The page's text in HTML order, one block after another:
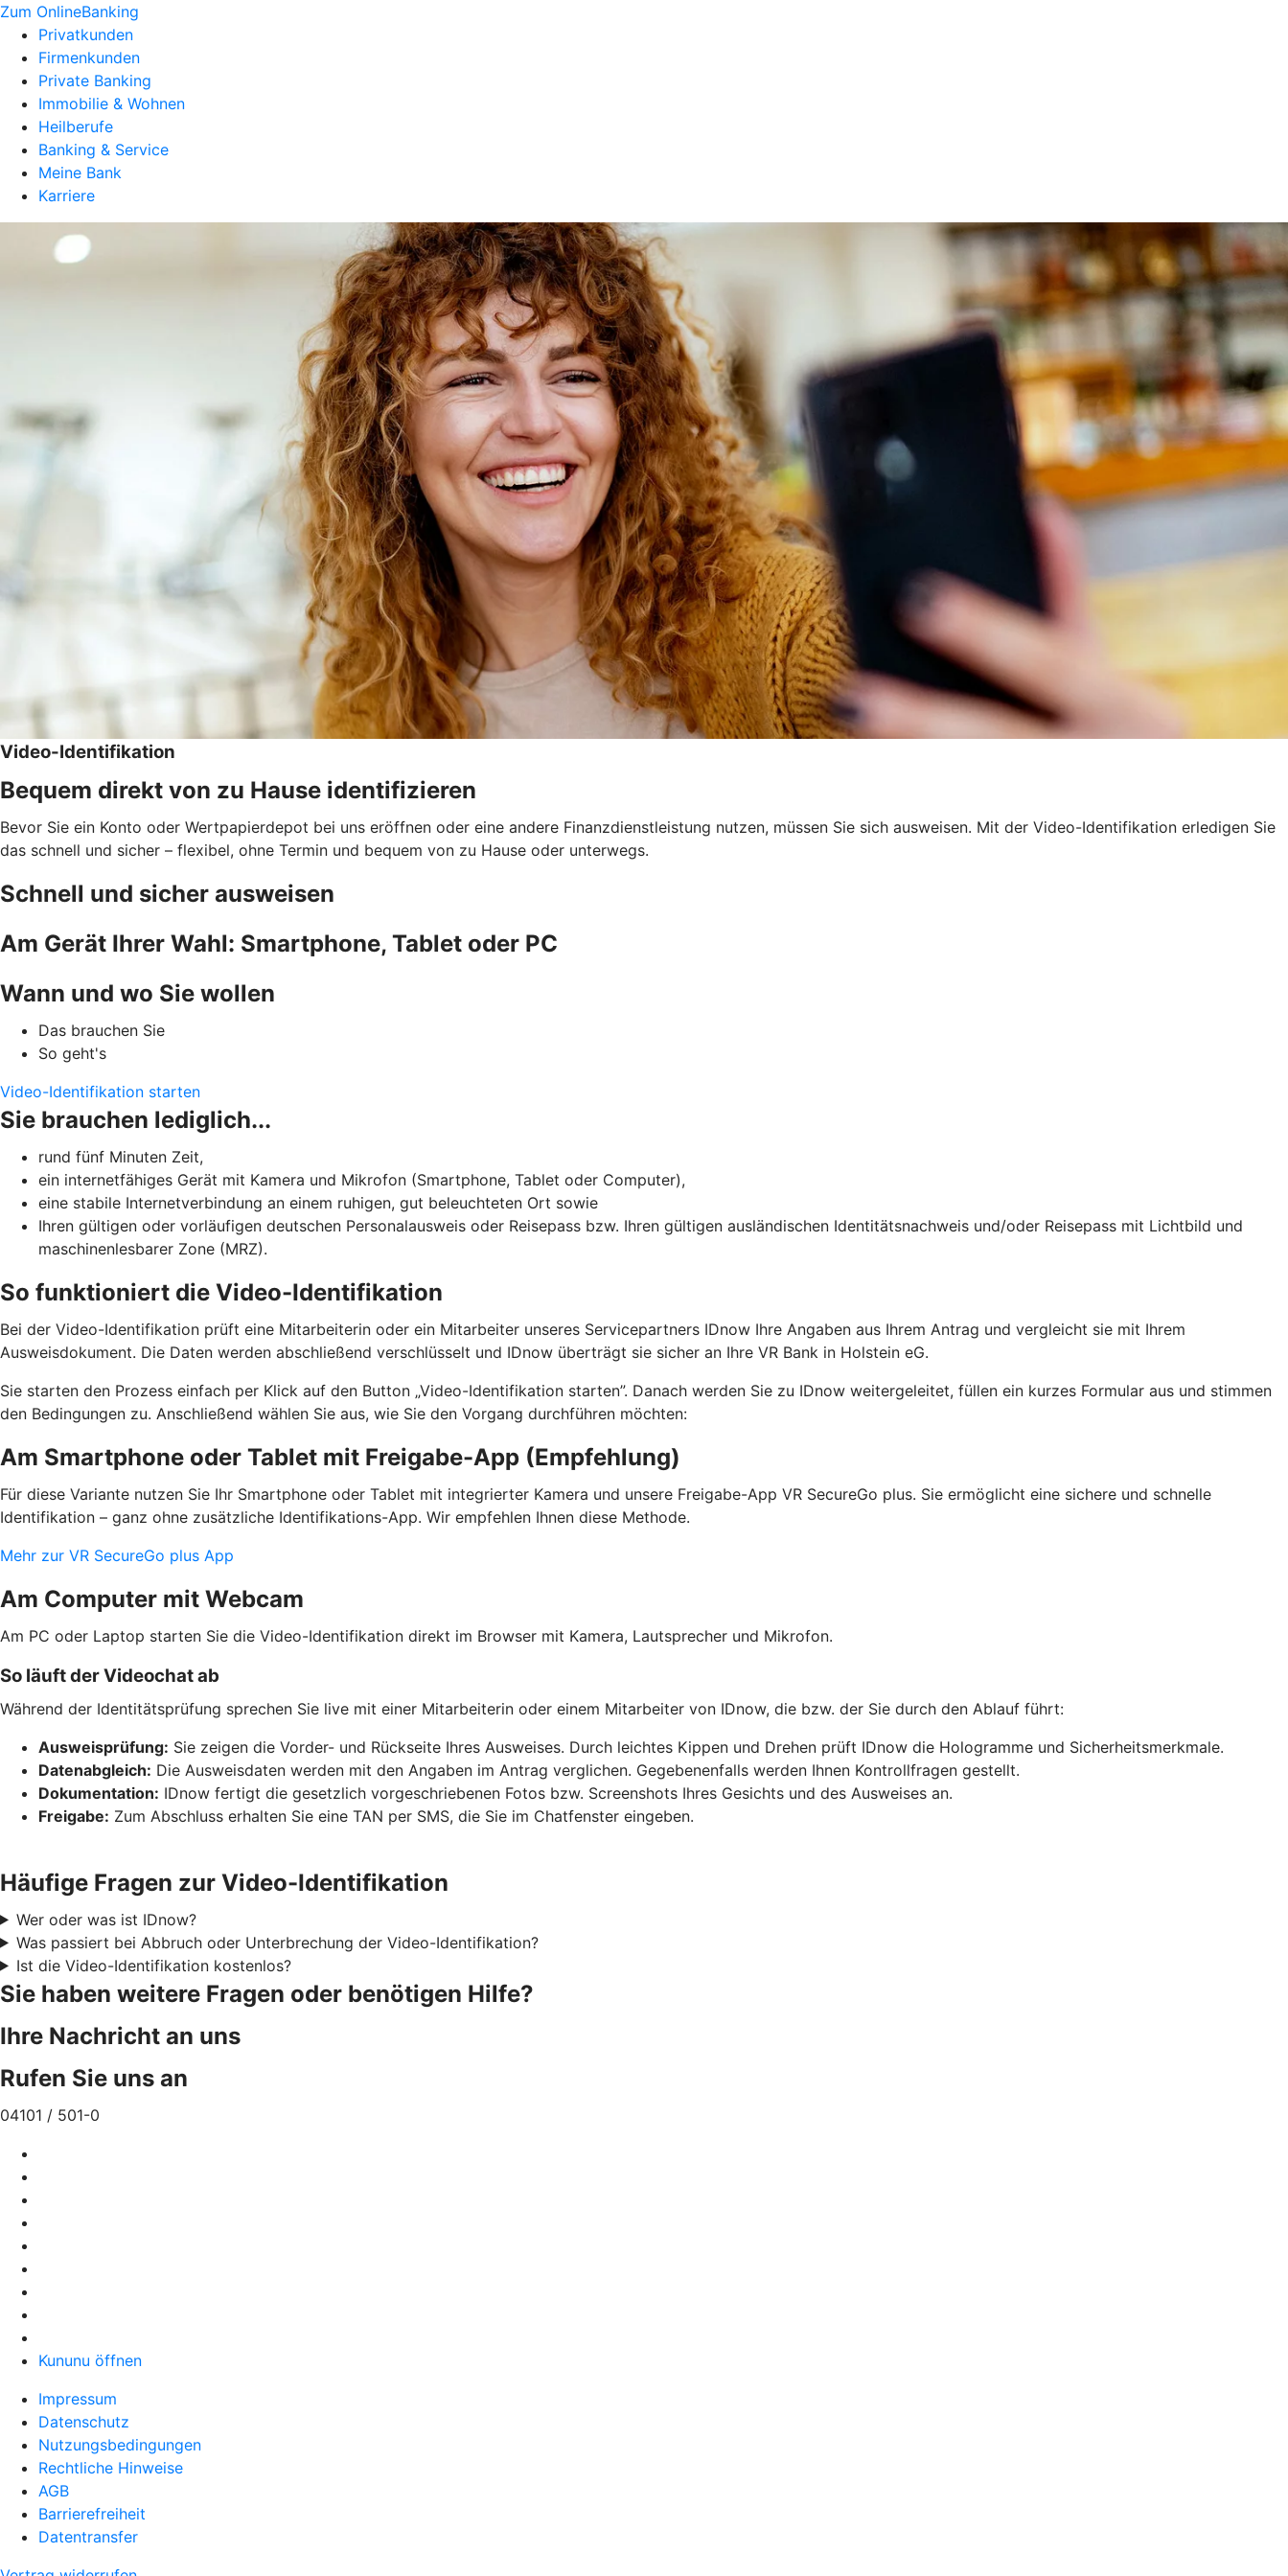
Zum OnlineBanking
Privatkunden
Firmenkunden
Private Banking
Immobilie & Wohnen
Heilberufe
Banking & Service
Meine Bank
Karriere
Video-Identifikation
Bequem direkt von zu Hause identifizieren
Bevor Sie ein Konto oder Wertpapierdepot bei uns eröffnen oder eine andere Finanzdienstleistung nutzen, müssen Sie sich ausweisen. Mit der Video-Identifikation erledigen Sie
das schnell und sicher – flexibel, ohne Termin und bequem von zu Hause oder unterwegs.
Schnell und sicher ausweisen
Am Gerät Ihrer Wahl: Smartphone, Tablet oder PC
Wann und wo Sie wollen
Das brauchen Sie
So geht's
Video-Identifikation starten
Sie brauchen lediglich...
rund fünf Minuten Zeit,
ein internetfähiges Gerät mit Kamera und Mikrofon (Smartphone, Tablet oder Computer),
eine stabile Internetverbindung an einem ruhigen, gut beleuchteten Ort sowie
Ihren gültigen oder vorläufigen deutschen Personalausweis oder Reisepass bzw. Ihren gültigen ausländischen Identitätsnachweis und/oder Reisepass mit Lichtbild und
maschinenlesbarer Zone (MRZ).
So funktioniert die Video-Identifikation
Bei der Video-Identifikation prüft eine Mitarbeiterin oder ein Mitarbeiter unseres Servicepartners IDnow Ihre Angaben aus Ihrem Antrag und vergleicht sie mit Ihrem
Ausweisdokument. Die Daten werden abschließend verschlüsselt und IDnow überträgt sie sicher an Ihre VR Bank in Holstein eG.
Sie starten den Prozess einfach per Klick auf den Button „Video-Identifikation starten”. Danach werden Sie zu IDnow weitergeleitet, füllen ein kurzes Formular aus und stimmen
den Bedingungen zu. Anschließend wählen Sie aus, wie Sie den Vorgang durchführen möchten:
Am Smartphone oder Tablet mit Freigabe-App (Empfehlung)
Für diese Variante nutzen Sie Ihr Smartphone oder Tablet mit integrierter Kamera und unsere Freigabe-App VR SecureGo plus. Sie ermöglicht eine sichere und schnelle
Identifikation – ganz ohne zusätzliche Identifikations-App. Wir empfehlen Ihnen diese Methode.
Mehr zur VR SecureGo plus App
Am Computer mit Webcam
Am PC oder Laptop starten Sie die Video-Identifikation direkt im Browser mit Kamera, Lautsprecher und Mikrofon.
So läuft der Videochat ab
Während der Identitätsprüfung sprechen Sie live mit einer Mitarbeiterin oder einem Mitarbeiter von IDnow, die bzw. der Sie durch den Ablauf führt:
Ausweisprüfung: Sie zeigen die Vorder- und Rückseite Ihres Ausweises. Durch leichtes Kippen und Drehen prüft IDnow die Hologramme und Sicherheitsmerkmale.
Datenabgleich: Die Ausweisdaten werden mit den Angaben im Antrag verglichen. Gegebenenfalls werden Ihnen Kontrollfragen gestellt.
Dokumentation: IDnow fertigt die gesetzlich vorgeschriebenen Fotos bzw. Screenshots Ihres Gesichts und des Ausweises an.
Freigabe: Zum Abschluss erhalten Sie eine TAN per SMS, die Sie im Chatfenster eingeben.
Häufige Fragen zur Video-Identifikation
Wer oder was ist IDnow?
Was passiert bei Abbruch oder Unterbrechung der Video-Identifikation?
Ist die Video-Identifikation kostenlos?
Sie haben weitere Fragen oder benötigen Hilfe?
Ihre Nachricht an uns
Rufen Sie uns an
04101 / 501-0
Kununu öffnen
Impressum
Datenschutz
Nutzungsbedingungen
Rechtliche Hinweise
AGB
Barrierefreiheit
Datentransfer